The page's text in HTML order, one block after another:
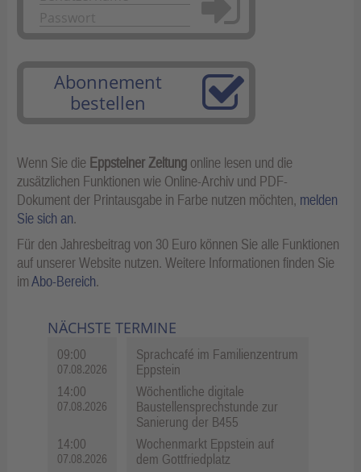
Abonnement
bestellen
Wenn Sie die Eppsteiner Zeitung online lesen und die
zusätzlichen Funktionen wie Online-Archiv und PDF-
Dokument der Printausgabe in Farbe nutzen möchten, melden
Sie sich an.
Für den Jahresbeitrag von 30 Euro können Sie alle Funktionen
auf unserer Website nutzen. Weitere Informationen finden Sie
imAbo-Bereich.
NÄCHSTE TERMINE
09:00
07.08.2026
Sprachcafé im Familienzentrum
Eppstein
14:00
07.08.2026
Wöchentliche digitale
Baustellensprechstunde zur
Sanierung der B455
14:00
07.08.2026
Wochenmarkt Eppstein auf
dem Gottfriedplatz